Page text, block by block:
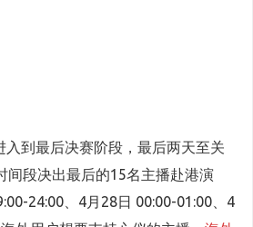
入到最后决赛阶段，最后两天至关
间段决出最后的15名主播赴港演
24:00、4月28日 00:00-01:00、4